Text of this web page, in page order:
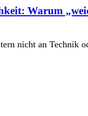
Warum
nicht an Technik